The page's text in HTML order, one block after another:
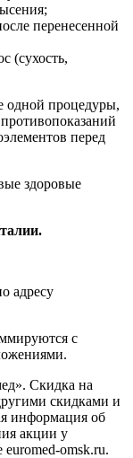
перенесенной
(сухость,
одной процедуры,
перед
здоровые
адресу
с
Скидка на
скидками и
информация об
акции у
omsk.ru.